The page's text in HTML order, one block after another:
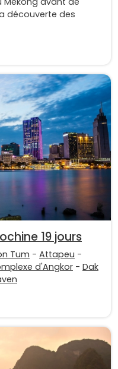
découverte des
19 jours
Tum - Attapeu -
d'Angkor - Dak